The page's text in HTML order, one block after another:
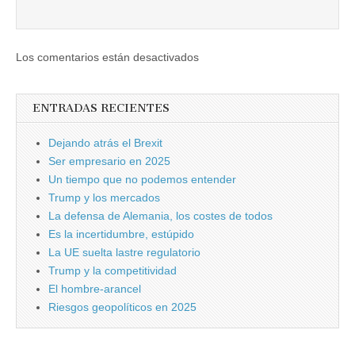
Los comentarios están desactivados
ENTRADAS RECIENTES
Dejando atrás el Brexit
Ser empresario en 2025
Un tiempo que no podemos entender
Trump y los mercados
La defensa de Alemania, los costes de todos
Es la incertidumbre, estúpido
La UE suelta lastre regulatorio
Trump y la competitividad
El hombre-arancel
Riesgos geopolíticos en 2025